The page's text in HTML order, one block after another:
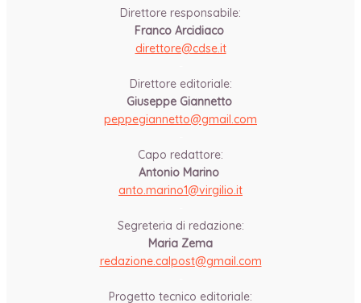
Direttore responsabile:
Franco Arcidiaco
direttore@cdse.it
Direttore editoriale:
Giuseppe Giannetto
peppegiannetto@gmail.com
Capo redattore:
Antonio Marino
anto.marino1@virgilio.it
Segreteria di redazione:
Maria Zema
redazione.calpost@gmail.com
Progetto tecnico editoriale: